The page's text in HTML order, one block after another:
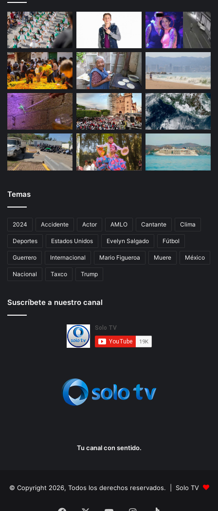
Temas
2024 Accidente Actor AMLO Cantante Clima
Deportes Estados Unidos Evelyn Salgado Fútbol
Guerrero Internacional Mario Figueroa Muere México
Nacional Taxco Trump
Suscríbete a nuestro canal
Tu canal con sentido.
© Copyright 2026, Todos los derechos reservados. | Solo TV